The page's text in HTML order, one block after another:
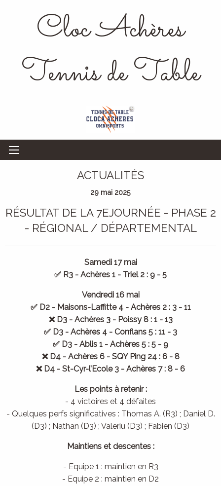
Cloc Achères
Tennis de Table
ACTUALITÉS
29 mai 2025
RÉSULTAT DE LA 7EJOURNÉE - PHASE 2
- RÉGIONAL / DÉPARTEMENTAL
Samedi 17 mai
✅ R3 - Achères 1 - Triel 2 : 9 - 5
Vendredi 16 mai
✅ D2 - Maisons-Laffitte 4 - Achères 2 : 3 - 11
❌ D3 - Achères 3 - Poissy 8 : 1 - 13
✅ D3 - Achères 4 - Conflans 5 : 11 - 3
✅ D3 - Ablis 1 - Achères 5 : 5 - 9
❌ D4 - Achères 6 - SQY Ping 24 : 6 - 8
❌ D4 - St-Cyr-l’Ecole 3 - Achères 7 : 8 - 6
Les points à retenir :
- 4 victoires et 4 défaites
- Quelques perfs significatives : Thomas A. (R3) ; Daniel D.
(D3) ; Nathan (D3) ; Valeriu (D3) ; Fabien (D3)
Maintiens et descentes :
- Equipe 1 : maintien en R3
- Equipe 2 : maintien en D2